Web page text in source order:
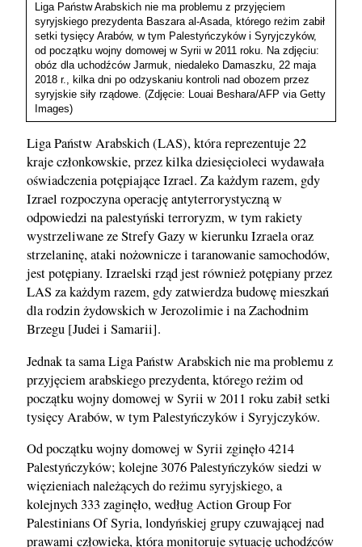
Liga Państw Arabskich nie ma problemu z przyjęciem
syryjskiego prezydenta Baszara al-Asada, którego reżim zabił
setki tysięcy Arabów, w tym Palestyńczyków i Syryjczyków,
od początku wojny domowej w Syrii w 2011 roku. Na zdjęciu:
obóz dla uchodźców Jarmuk, niedaleko Damaszku, 22 maja
2018 r., kilka dni po odzyskaniu kontroli nad obozem przez
syryjskie siły rządowe. (Zdjęcie: Louai Beshara/AFP via Getty
Images)
Liga Państw Arabskich (LAS), która reprezentuje 22
kraje członkowskie, przez kilka dziesięcioleci wydawała
oświadczenia potępiające Izrael. Za każdym razem, gdy
Izrael rozpoczyna operację antyterrorystyczną w
odpowiedzi na palestyński terroryzm, w tym rakiety
wystrzeliwane ze Strefy Gazy w kierunku Izraela oraz
strzelaninę, ataki nożownicze i taranowanie samochodów,
jest potępiany. Izraelski rząd jest również potępiany przez
LAS za każdym razem, gdy zatwierdza budowę mieszkań
dla rodzin żydowskich w Jerozolimie i na Zachodnim
Brzegu [Judei i Samarii].
Jednak ta sama Liga Państw Arabskich nie ma problemu z
przyjęciem arabskiego prezydenta, którego reżim od
początku wojny domowej w Syrii w 2011 roku zabił setki
tysięcy Arabów, w tym Palestyńczyków i Syryjczyków.
Od początku wojny domowej w Syrii zginęło 4214
Palestyńczyków; kolejne 3076 Palestyńczyków siedzi w
więzieniach należących do reżimu syryjskiego, a
kolejnych 333 zaginęło, według Action Group For
Palestinians Of Syria, londyńskiej grupy czuwającej nad
prawami człowieka, która monitoruje sytuację uchodźców